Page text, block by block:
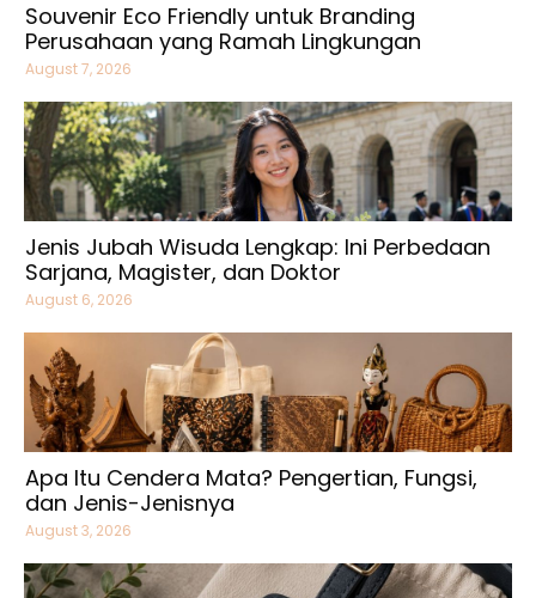
Souvenir Eco Friendly untuk Branding
Perusahaan yang Ramah Lingkungan
August 7, 2026
Jenis Jubah Wisuda Lengkap: Ini Perbedaan
Sarjana, Magister, dan Doktor
August 6, 2026
Apa Itu Cendera Mata? Pengertian, Fungsi,
dan Jenis-Jenisnya
August 3, 2026